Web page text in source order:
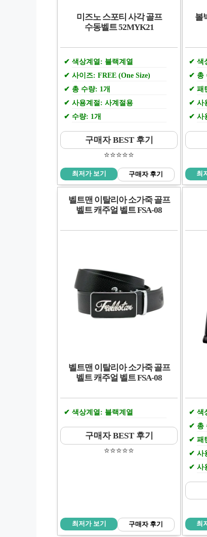
미즈노 스포티 사각 골프
수동벨트 52MYK21
색상계열: 블랙계열
사이즈: FREE (One Size)
총 수량: 1개
사용계절: 사계절용
수량: 1개
구매자 BEST 후기
⭐️⭐️⭐️⭐️⭐️
최저가 보기 구매자 후기
볼
색
총
패
사
사
최
벨트맨 이탈리아 소가죽 골프
벨트 캐주얼 벨트 FSA-08
벨트맨 이탈리아 소가죽 골프
벨트 캐주얼 벨트 FSA-08
색상계열: 블랙계열
구매자 BEST 후기
⭐️⭐️⭐️⭐️⭐️
최저가 보기 구매자 후기
색
총
패
사
사
최